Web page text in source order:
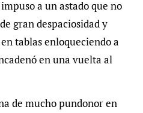
a un astado que no
gran despaciosidad y
tablas enloqueciendo a
en una vuelta al
de mucho pundonor en